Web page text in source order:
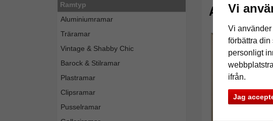
Vi
Vi
förbättra din
personligt
ifrån.
Jag
Ramtyp
Aluminiumramar
Träramar
Vintage & Shabby Chic
Barock & Stilramar
Plastramar
Clipsramar
Pusselramar